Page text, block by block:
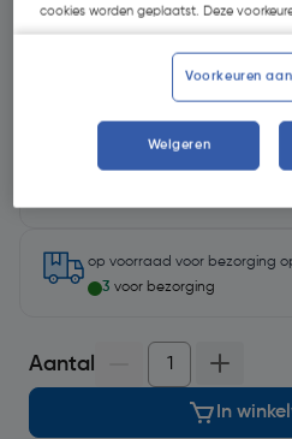
| Excl. btw € 6,57
Selecteer winkel - Bekijk
minuten op
op voorraad voor bezorging
3 voor bezorging
Aantal
In
cookies worden geplaatst. Deze
Voorkeuren
Weigeren